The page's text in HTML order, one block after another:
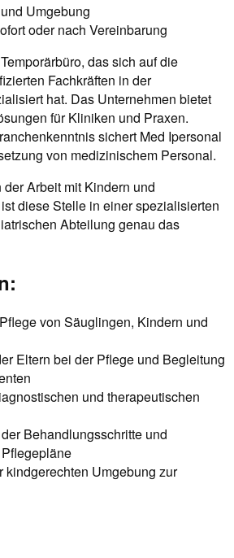
Umgebung
oder nach Vereinbarung
das sich auf die
Fachkräften in der
hat. Das Unternehmen bietet
für Kliniken und Praxen.
sichert Med Ipersonal
von medizinischem Personal.
Arbeit mit Kindern und
diese Stelle in einer spezialisierten
Abteilung genau das
von Säuglingen, Kindern und
Eltern bei der Pflege und Begleitung
und therapeutischen
Behandlungsschritte und
kindgerechten Umgebung zur